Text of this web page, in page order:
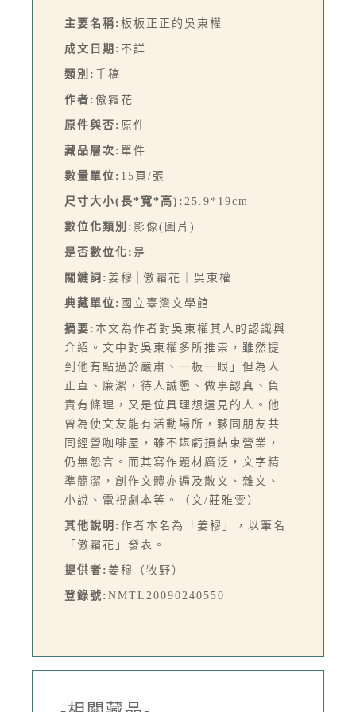
主要名稱: 板板正正的吳東權
成文日期: 不詳
類別: 手稿
作者: 傲霜花
原件與否: 原件
藏品層次: 單件
數量單位: 15頁/張
尺寸大小(長*寬*高): 25.9*19cm
數位化類別: 影像(圖片)
是否數位化: 是
關鍵詞: 姜穆│傲霜花｜吳東權
典藏單位: 國立臺灣文學館
摘要: 本文為作者對吳東權其人的認識與
介紹。文中對吳東權多所推崇，雖然提
到他有點過於嚴肅、一板一眼」但為人
正直、廉潔，待人誠懇、做事認真、負
責有條理，又是位具理想遠見的人。他
曾為使文友能有活動場所，夥同朋友共
同經營咖啡屋，雖不堪虧損結束營業，
仍無怨言。而其寫作題材廣泛，文字精
準簡潔，創作文體亦遍及散文、雜文、
小說、電視劇本等。（文/莊雅雯）
其他說明: 作者本名為「姜穆」，以筆名
「傲霜花」發表。
提供者: 姜穆（牧野）
登錄號: NMTL20090240550